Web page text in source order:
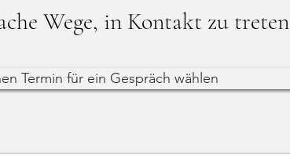
Wege, in Kontakt zu treten
Termin für ein Gespräch wählen